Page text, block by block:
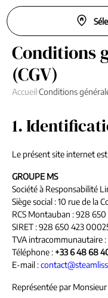
Conditions
(CGV)
Accueil Conditions
1.
Le présent site internet
GROUPE MS
Société à Responsabilité
Siège social : 10 rue de la
RCS Montauban : 928 650
SIRET : 928 650 423
TVA intracommunautaire
Téléphone : +33 6 48 68
E-mail :
Représentée par Monsieur